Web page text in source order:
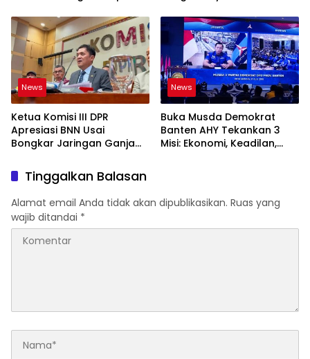
News
Ketua Komisi III DPR
Apresiasi BNN Usai
Bongkar Jaringan Ganja
News
Buka Musda Demokrat
Banten AHY Tekankan 3
Misi: Ekonomi, Keadilan,
Tinggalkan Balasan
Alamat email Anda tidak akan dipublikasikan. Ruas yang
wajib ditandai *